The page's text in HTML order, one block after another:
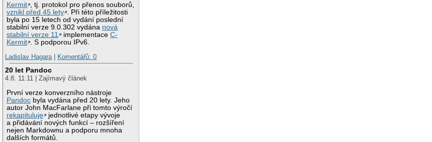
Kermit
, tj. protokol pro přenos souborů,
vznikl před 45 lety
. Při této příležitosti
byla po 15 letech od vydání poslední
stabilní verze 9.0.302 vydána nová
stabilní verze 11
implementaceC-
Kermit
. S podporou IPv6.
Ladislav Hagara| Komentářů: 0
20 let Pandoc
4.8. 11:11 | Zajímavý článek
První verze konverzního nástroje
Pandoc byla vydána před 20 lety. Jeho
autor John MacFarlane při tomto výročí
rekapituluje
jednotlivé etapy vývoje
a přidávání nových funkcí – rozšíření
nejen Markdownu a podporu mnoha
dalších formátů.